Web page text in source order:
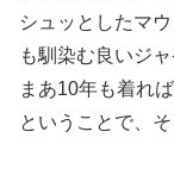
シュッとしたマ
も馴染む良いジャ
まあ10年も着れ
ということで、